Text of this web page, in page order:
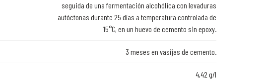
seguida de una fermentación alcohólica con levaduras
autóctonas durante 25 días a temperatura controlada de
15°C, en un huevo de cemento sin epoxy.
3 meses en vasijas de cemento.
4,42 g/l